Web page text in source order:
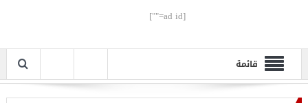
[ad id=""]
قائمة